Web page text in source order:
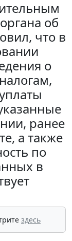
об
что в
о
ранее
а также
по
в
здесь